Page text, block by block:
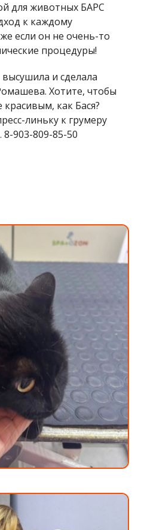
для животных БАРС
к каждому
если он не очень-то
процедуры!
и сделала
Хотите, чтобы
как Бася?
линьку к грумеру
903-809-85-50